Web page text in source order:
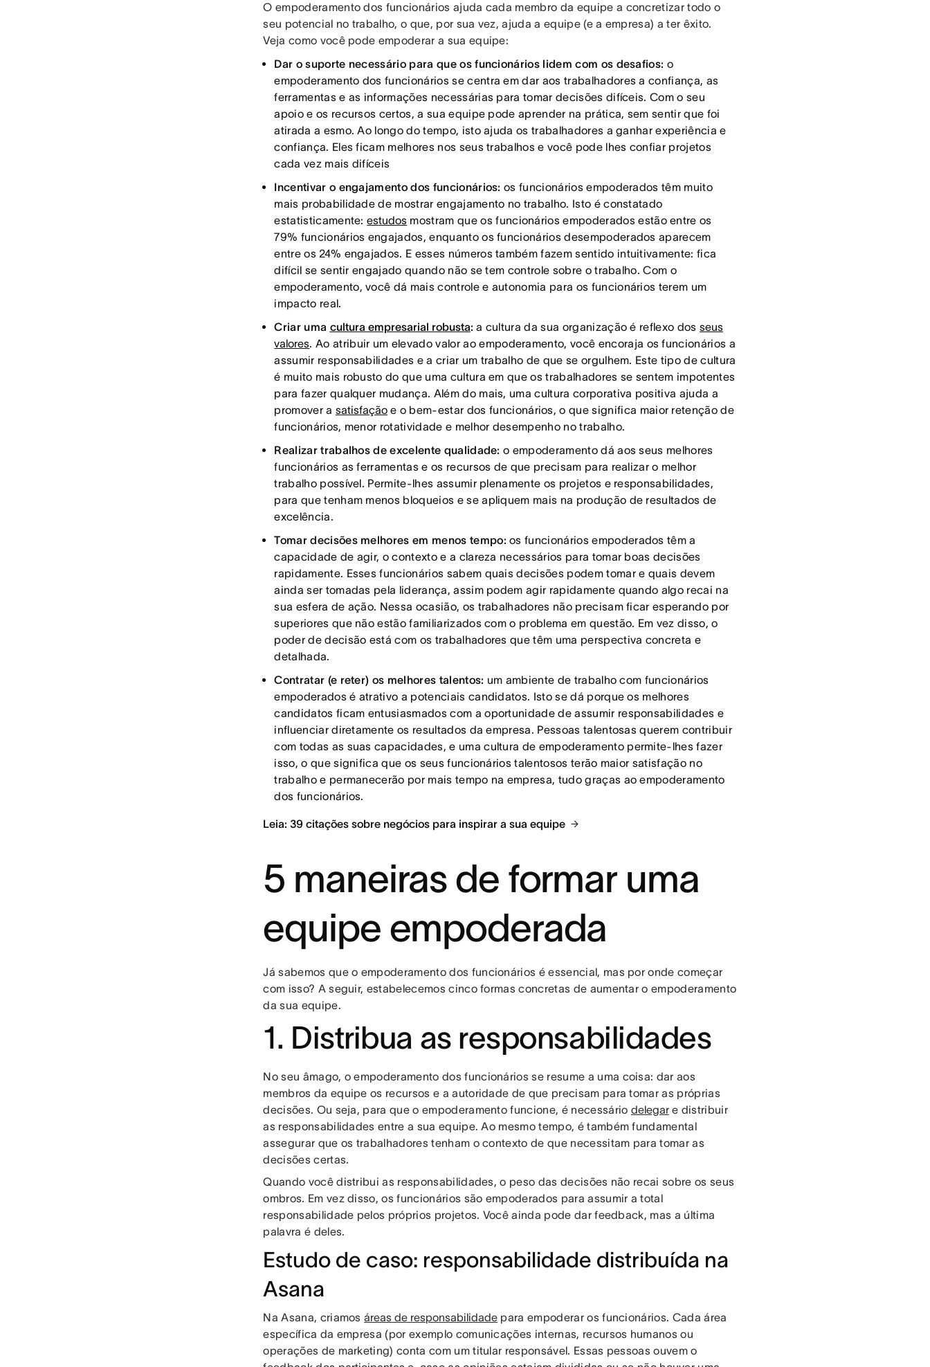
O empoderamento dos funcionários ajuda cada membro da equipe a concretizar todo o
seu potencial no trabalho, o que, por sua vez, ajuda a equipe (e a empresa) a ter êxito.
Veja como você pode empoderar a sua equipe:
Dar o suporte necessário para que os funcionários lidem com os desafios: o
empoderamento dos funcionários se centra em dar aos trabalhadores a confiança, as
ferramentas e as informações necessárias para tomar decisões difíceis. Com o seu
apoio e os recursos certos, a sua equipe pode aprender na prática, sem sentir que foi
atirada a esmo. Ao longo do tempo, isto ajuda os trabalhadores a ganhar experiência e
confiança. Eles ficam melhores nos seus trabalhos e você pode lhes confiar projetos
cada vez mais difíceis
Incentivar o engajamento dos funcionários: os funcionários empoderados têm muito
mais probabilidade de mostrar engajamento no trabalho. Isto é constatado
estatisticamente:estudos mostram que os funcionários empoderados estão entre os
79% funcionários engajados, enquanto os funcionários desempoderados aparecem
entre os 24% engajados. E esses números também fazem sentido intuitivamente: fica
difícil se sentir engajado quando não se tem controle sobre o trabalho. Com o
empoderamento, você dá mais controle e autonomia para os funcionários terem um
impacto real.
Criar uma cultura empresarial robusta:a cultura da sua organização é reflexo dos seus
valores. Ao atribuir um elevado valor ao empoderamento, você encoraja os funcionários a
assumir responsabilidades e a criar um trabalho de que se orgulhem. Este tipo de cultura
é muito mais robusto do que uma cultura em que os trabalhadores se sentem impotentes
para fazer qualquer mudança. Além do mais, uma cultura corporativa positiva ajuda a
promover a satisfaçãoe o bem-estar dos funcionários, o que significa maior retenção de
funcionários, menor rotatividade e melhor desempenho no trabalho.
Realizar trabalhos de excelente qualidade: o empoderamento dá aos seus melhores
funcionários as ferramentas e os recursos de que precisam para realizar o melhor
trabalho possível. Permite-lhes assumir plenamente os projetos e responsabilidades,
para que tenham menos bloqueios e se apliquem mais na produção de resultados de
excelência.
Tomar decisões melhores em menos tempo: os funcionários empoderados têm a
capacidade de agir, o contexto e a clareza necessários para tomar boas decisões
rapidamente. Esses funcionários sabem quais decisões podem tomar e quais devem
ainda ser tomadas pela liderança, assim podem agir rapidamente quando algo recai na
sua esfera de ação. Nessa ocasião, os trabalhadores não precisam ficar esperando por
superiores que não estão familiarizados com o problema em questão. Em vez disso, o
poder de decisão está com os trabalhadores que têm uma perspectiva concreta e
detalhada.
Contratar (e reter) os melhores talentos: um ambiente de trabalho com funcionários
empoderados é atrativo a potenciais candidatos. Isto se dá porque os melhores
candidatos ficam entusiasmados com a oportunidade de assumir responsabilidades e
influenciar diretamente os resultados da empresa. Pessoas talentosas querem contribuir
com todas as suas capacidades, e uma cultura de empoderamento permite-lhes fazer
isso, o que significa que os seus funcionários talentosos terão maior satisfação no
trabalho e permanecerão por mais tempo na empresa, tudo graças ao empoderamento
dos funcionários.
Leia: 39 citações sobre negócios para inspirar a sua equipe
5 maneiras de formar uma
equipe empoderada
Já sabemos que o empoderamento dos funcionários é essencial, mas por onde começar
com isso? A seguir, estabelecemos cinco formas concretas de aumentar o empoderamento
da sua equipe.
1. Distribua as responsabilidades
No seu âmago, o empoderamento dos funcionários se resume a uma coisa: dar aos
membros da equipe os recursos e a autoridade de que precisam para tomar as próprias
decisões. Ou seja, para que o empoderamento funcione, é necessário delegare distribuir
as responsabilidades entre a sua equipe. Ao mesmo tempo, é também fundamental
assegurar que os trabalhadores tenham o contexto de que necessitam para tomar as
decisões certas.
Quando você distribui as responsabilidades, o peso das decisões não recai sobre os seus
ombros. Em vez disso, os funcionários são empoderados para assumir a total
responsabilidade pelos próprios projetos. Você ainda pode dar feedback, mas a última
palavra é deles.
Estudo de caso: responsabilidade distribuída na
Asana
Na Asana, criamosáreas de responsabilidade para empoderar os funcionários. Cada área
específica da empresa (por exemplo comunicações internas, recursos humanos ou
operações de marketing) conta com um titular responsável. Essas pessoas ouvem o